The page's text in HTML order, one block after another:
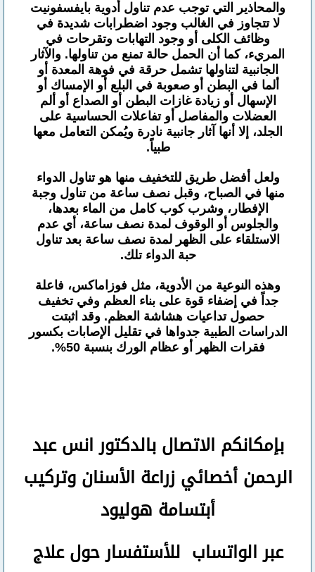
والمحاذير التي توجب عدم تناول أدوية بايفسفونيت
لا تتجاوز في الغالب وجود اضطرابات شديدة في
وظائف الكلى أو وجود التهابات وتقرحات في
المريء، كما أن الحمل حالة تمنع من تناولها. والآثار
الجانبية لتناولها تشمل حرقة في فوهة المعدة أو
ألما في البطن أو صعوبة في البلع أو الإمساك أو
الإسهال أو زيادة غازات البطن أو الصداع أو ألم
العضلات والمفاصل أو تفاعلات الحساسية على
الجلد، إلا أنها آثار جانبية نادرة ويُمكن التعامل معها
طبياً.
ولعل أفضل طريق للتخفيف منها هو تناول الدواء
منها في الصباح، وقبل نصف ساعة من تناول وجبة
الإفطار، وشرب كوب كامل من الماء بعدها،
والجلوس أو الوقوف لمدة نصف ساعة، أي عدم
الاستلقاء على الظهر لمدة نصف ساعة بعد تناول
حبة الدواء تلك.
وهذه النوعية من الأدوية، مثل فوزاماكس، فاعلة
جداً في إضفاء قوة على بناء العظم وفي تخفيف
حصول تداعيات هشاشة العظم. وقد اثبتت
الدراسات الطبية جدواها في تقليل الإصابات بكسور
فقرات الظهر أو عظام الورك بنسبة 50%.
بإمكانكم الاتصال بالدكتور انس عبد
الرحمنأخصائي زراعة الأسنان وتركيب
أبتسامة هوليود
عبر الواتساب للأستفسار حول علاج